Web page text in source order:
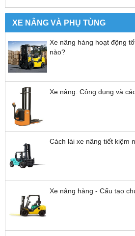
XE NÂNG VÀ PHỤ TÙNG
Xe nâng hàng hoạt động
nào?
Xe nâng: Công dụng và
Cách lái xe nâng tiết kiệm
Xe nâng hàng - Cấu tạo